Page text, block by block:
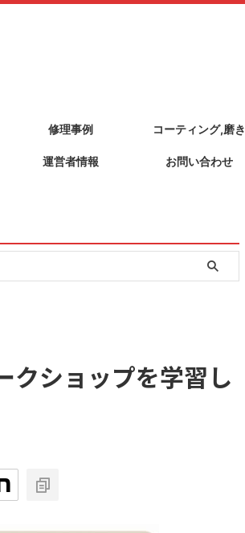
修理事例 コーティング,磨き
運営者情報 お問い合わせ
クショップを学習し